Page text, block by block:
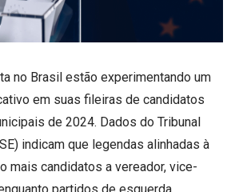
no Brasil estão experimentando um
em suas fileiras de candidatos
de 2024. Dados do Tribunal
indicam que legendas alinhadas à
mais candidatos a vereador, vice-